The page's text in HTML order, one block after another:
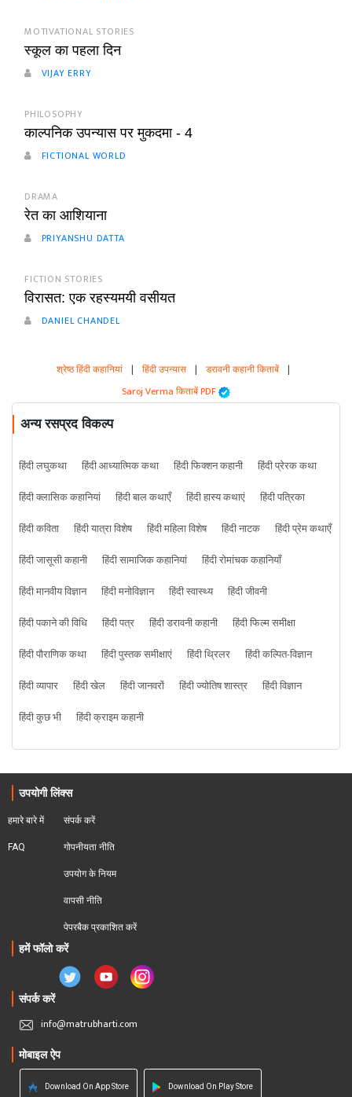
MOTIVATIONAL STORIES
स्कूल का पहला दिन
VIJAY ERRY
PHILOSOPHY
काल्पनिक उपन्यास पर मुकदमा - 4
FICTIONAL WORLD
DRAMA
रेत का आशियाना
PRIYANSHU DATTA
FICTION STORIES
विरासत: एक रहस्यमयी वसीयत
DANIEL CHANDEL
श्रेष्ठ हिंदी कहानियां | हिंदी उपन्यास | डरावनी कहानी किताबें |
Saroj Verma किताबें PDF
अन्य रसप्रद विकल्प
हिंदी लघुकथा हिंदी आध्यात्मिक कथा हिंदी फिक्शन कहानी
हिंदी प्रेरक कथा
हिंदी क्लासिक कहानियां
हिंदी बाल कथाएँ हिंदी हास्य कथाएं
हिंदी पत्रिका
हिंदी कविता
हिंदी यात्रा विशेष हिंदी महिला विशेष हिंदी नाटक
हिंदी प्रेम कथाएँ
हिंदी जासूसी कहानी
हिंदी सामाजिक कहानियां
हिंदी रोमांचक कहानियाँ
हिंदी मानवीय विज्ञान
हिंदी मनोविज्ञान हिंदी स्वास्थ्य
हिंदी जीवनी
हिंदी पकाने की विधि
हिंदी पत्र हिंदी डरावनी कहानी
हिंदी फिल्म समीक्षा
हिंदी पौराणिक कथा
हिंदी पुस्तक समीक्षाएं हिंदी थ्रिलर
हिंदी कल्पित-विज्ञान
हिंदी व्यापार
हिंदी खेल हिंदी जानवरों हिंदी ज्योतिष शास्त्र
हिंदी विज्ञान
हिंदी कुछ भी
हिंदी क्राइम कहानी
उपयोगी लिंक्स
हमारे बारे में
FAQ
संपर्क करें
गोपनीयता नीति
उपयोग के नियम
वापसी नीति
पेपरबैक प्रकाशित करें
हमें फॉलो करें
संपर्क करें
info@matrubharti.com
मोबाइल ऐप
Download On App Store Download On Play Store